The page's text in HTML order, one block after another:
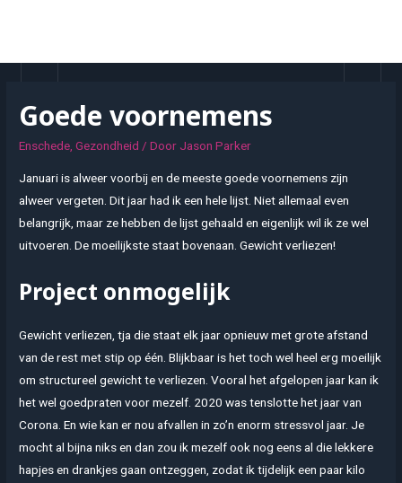
Goede voornemens
Enschede ,Gezondheid / Door Jason Parker
Januari is alweer voorbij en de meeste goede voornemens zijn
alweer vergeten. Dit jaar had ik een hele lijst. Niet allemaal even
belangrijk, maar ze hebben de lijst gehaald en eigenlijk wil ik ze wel
uitvoeren. De moeilijkste staat bovenaan. Gewicht verliezen!
Project onmogelijk
Gewicht verliezen, tja die staat elk jaar opnieuw met grote afstand
van de rest met stip op één. Blijkbaar is het toch wel heel erg moeilijk
om structureel gewicht te verliezen. Vooral het afgelopen jaar kan ik
het wel goedpraten voor mezelf. 2020 was tenslotte het jaar van
Corona. En wie kan er nou afvallen in zo’n enorm stressvol jaar. Je
mocht al bijna niks en dan zou ik mezelf ook nog eens al die lekkere
hapjes en drankjes gaan ontzeggen, zodat ik tijdelijk een paar kilo